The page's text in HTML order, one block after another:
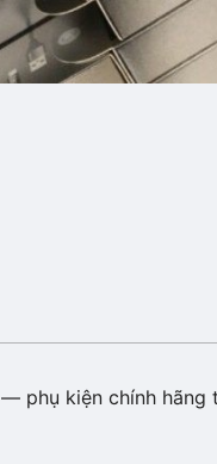
— phụ kiện chính hãng